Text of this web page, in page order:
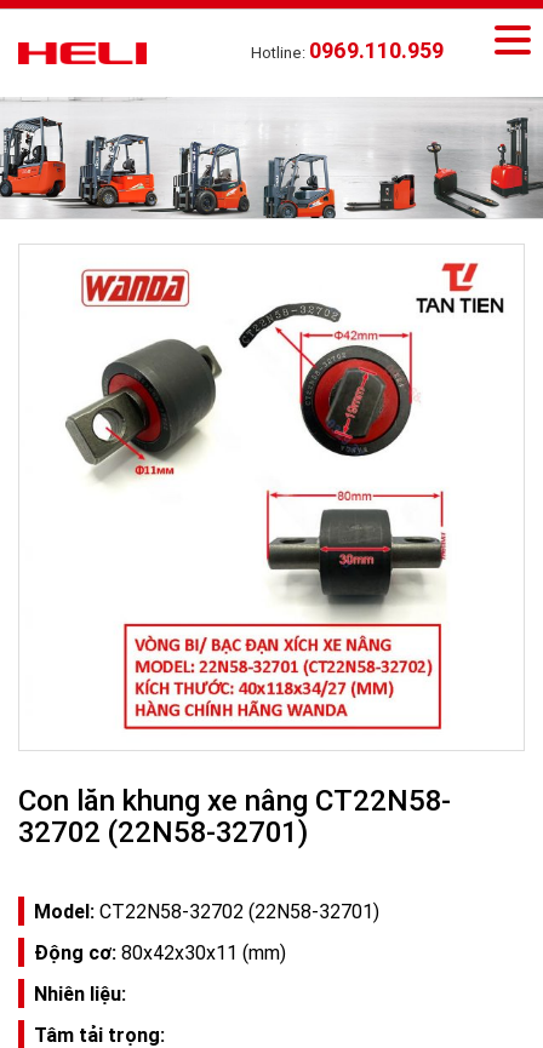
Hotline: 0969.110.959
Con lăn khung xe nâng CT22N58-
32702 (22N58-32701)
Model: CT22N58-32702 (22N58-32701)
Động cơ: 80x42x30x11 (mm)
Nhiên liệu:
Tâm tải trọng: